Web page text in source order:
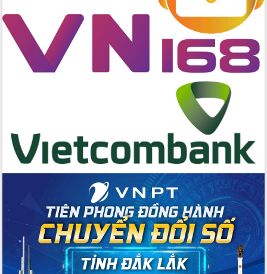
hai con số trong năm 2026
Tổ chức trang trọng Lễ hội Đền thờ
Lương Văn Chánh năm 2026
Phó Bí thư Tỉnh ủy Đắk Lắk Đỗ Hữu
Huy giữ chức Bí thư Đảng ủy Ủy Ban
không gian tri thức trong thời đại số
Đánh giá, rút kinh nghiệm công tác tổ
chức diễn tập trước ngày bầu cử
Chương trình “Gặp gỡ hữu nghị –
Friendship Meeting New Year 2026”
Bầu cử Quốc hội và HĐND: Cử tri Đắk
Lắk gửi gắm niềm tin, kỳ vọng vào lá
phiếu
Đắk Lắk sẵn sàng các điều kiện cho
Ngày hội bầu cử đại biểu Quốc hội
khóa XVI và HĐND các cấp nhiệm kỳ